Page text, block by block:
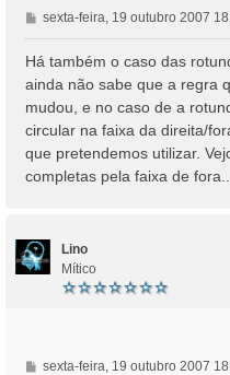
M
e
n
a
g
e
m
sexta-feira, 19 outubro 2007
Há também o caso das
ainda não sabe que a regra
mudou, e no caso de a
circular na faixa da direita/
que pretendemos utilizar.
completas pela faixa de
Lino
Mítico
M
sexta-feira, 19 outubro 2007